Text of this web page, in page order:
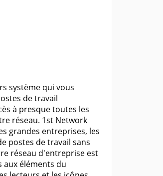
système qui vous
de travail
à presque toutes les
réseau. 1st Network
grandes entreprises, les
postes de travail sans
réseau d'entreprise est
aux éléments du